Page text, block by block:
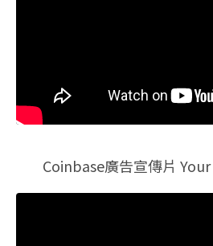
Coinbase廣告宣傳片